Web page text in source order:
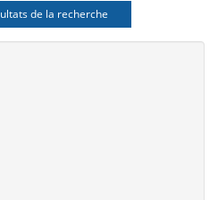
de la recherche